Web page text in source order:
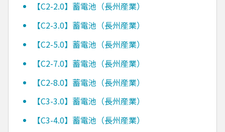
【C2-2.0】蓄電池（長州産業）
【C2-3.0】蓄電池（長州産業）
【C2-5.0】蓄電池（長州産業）
【C2-7.0】蓄電池（長州産業）
【C2-8.0】蓄電池（長州産業）
【C3-3.0】蓄電池（長州産業）
【C3-4.0】蓄電池（長州産業）